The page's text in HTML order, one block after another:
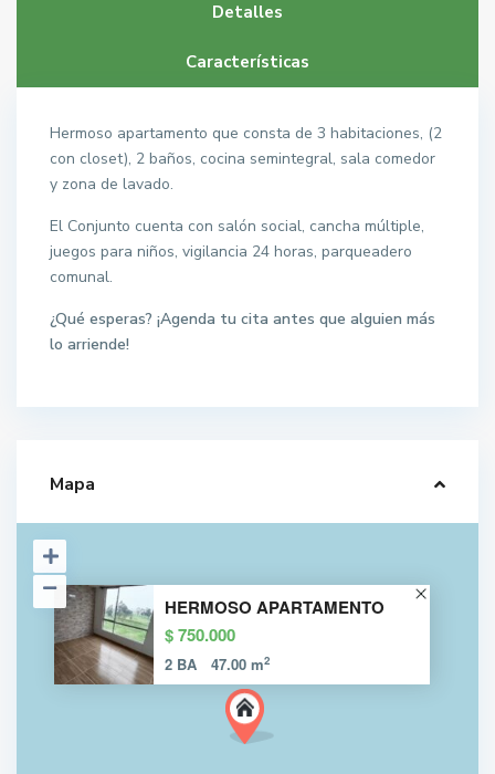
Detalles
Características
Hermoso apartamento que consta de 3 habitaciones, (2
con closet), 2 baños, cocina semintegral, sala comedor
y zona de lavado.
El Conjunto cuenta con salón social, cancha múltiple,
juegos para niños, vigilancia 24 horas, parqueadero
comunal.
¿Qué esperas? ¡Agenda tu cita antes que alguien más
lo arriende!
Mapa
HERMOSO APARTAMENTO
$ 750.000
2 BA 47.00 m2